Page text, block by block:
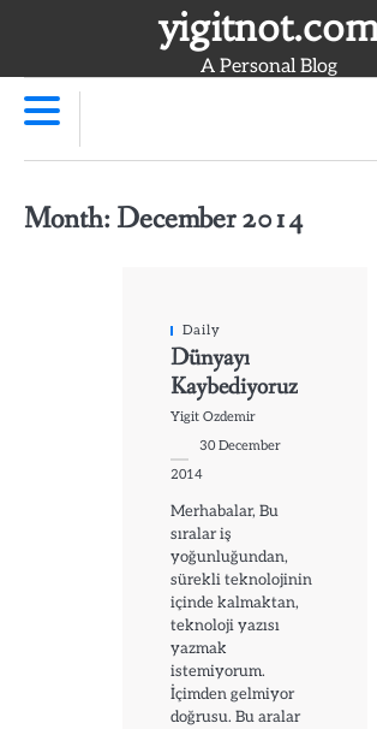
A Personal Blog
Month: December 2014
Daily
Dünyayı
Kaybediyoruz
Yigit Ozdemir
30 December
2014
Merhabalar, Bu
sıralar iş
yoğunluğundan,
sürekli teknolojinin
içinde kalmaktan,
teknoloji yazısı
yazmak
istemiyorum.
İçimden gelmiyor
doğrusu. Bu aralar